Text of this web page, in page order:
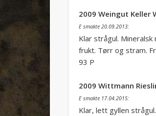
2009 Weingut Keller
E smakte 20.09.2013:
Klar strågul.
frukt. Tørr og stram.
93 P
2009 Wittmann
E smakte 17.04.2015:
Klar, lett gyllen